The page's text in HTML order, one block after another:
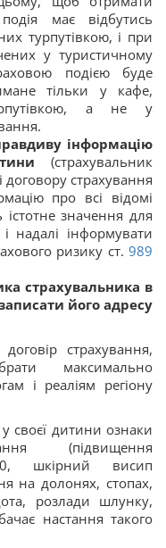
має відбутись
турпутівкою, i при
у туристичному
подією буде
тільки у кафе,
а не у
інформацію
(страхувальник
страхування
про всі відомі
значення для
надалі інформувати
ризику ст. 989
страхувальника в
його адресу
страхування,
максимально
і реаліям регіону
своєї дитини ознаки
(підвищення
шкірний висип
на долонях, стопах,
розлади шлунку,
настання такого